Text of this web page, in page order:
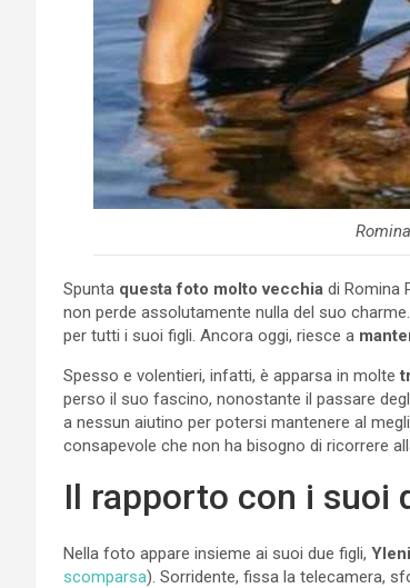
Spunta questa foto molto vecchia di Romina
non perde assolutamente nulla del suo
per tutti i suoi figli. Ancora oggi, riesce a
Spesso e volentieri, infatti, è apparsa in molte
perso il suo fascino, nonostante il passare
a nessun aiutino per potersi mantenere al
consapevole che non ha bisogno di ricorrere
Il rapporto con i suoi
Nella foto appare insieme ai suoi due figli,
scomparsa). Sorridente, fissa la telecamera,